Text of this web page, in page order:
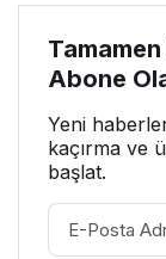
Abone
Yeni
kaçırma ve
başlat.